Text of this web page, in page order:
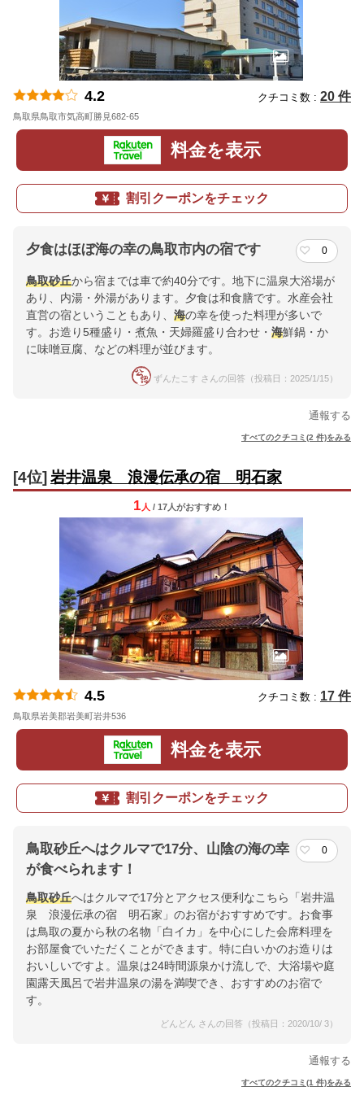
4.2 クチコミ数 : 20 件
鳥取県鳥取市気高町勝見682-65
料金を表示
割引クーポンをチェック
夕食はほぼ海の幸の鳥取市内の宿です 0
鳥取砂丘から宿までは車で約40分です。地下に温泉大浴場が
あり、内湯・外湯があります。夕食は和食膳です。水産会社
直営の宿ということもあり、 海の幸を使った料理が多いで
す。お造り5種盛り・煮魚・天婦羅盛り合わせ・ 海鮮鍋・か
に味噌豆腐、などの料理が並びます。
ずんたこす さんの回答（投稿日：2025/1/15）
通報する
すべてのクチコミ(2 件)をみる
[4位] 岩井温泉 浪漫伝承の宿 明石家
1 人 / 17人がおすすめ！
4.5 クチコミ数 : 17 件
鳥取県岩美郡岩美町岩井536
料金を表示
割引クーポンをチェック
鳥取砂丘へはクルマで17分、山陰の海の幸
が食べられます！
0
鳥取砂丘へはクルマで17分とアクセス便利なこちら「岩井温
泉 浪漫伝承の宿 明石家」のお宿がおすすめです。お食事
は鳥取の夏から秋の名物「白イカ」を中心にした会席料理を
お部屋食でいただくことができます。特に白いかのお造りは
おいしいですよ。温泉は24時間源泉かけ流しで、大浴場や庭
園露天風呂で岩井温泉の湯を満喫でき、おすすめのお宿で
す。
どんどん さんの回答（投稿日：2020/10/ 3）
通報する
すべてのクチコミ(1 件)をみる